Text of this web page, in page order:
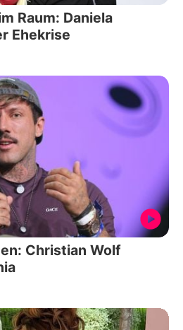
Raum: Daniela
Ehekrise
Christian Wolf